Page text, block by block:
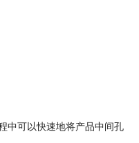
可以快速地将产品中间孔